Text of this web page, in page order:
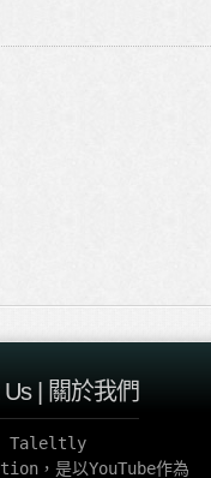
| 關於我們
，是以YouTube作為